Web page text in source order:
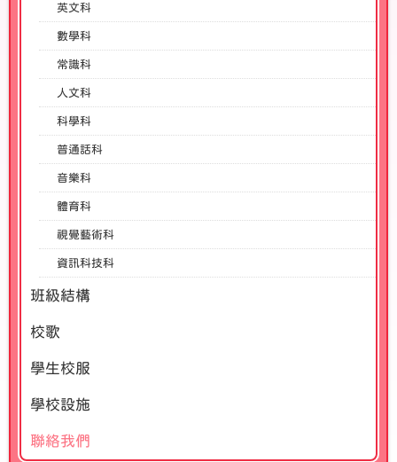
英文科
數學科
常識科
人文科
科學科
普通話科
音樂科
體育科
視覺藝術科
資訊科技科
班級結構
校歌
學生校服
學校設施
聯絡我們